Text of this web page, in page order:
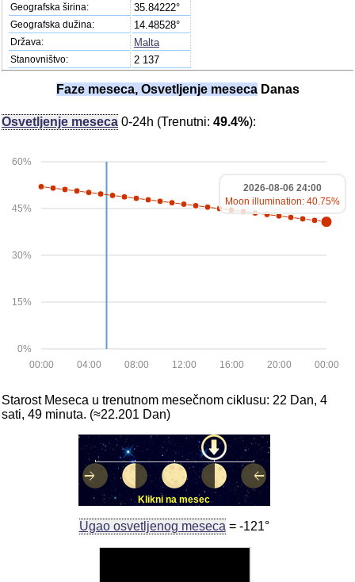
Geografska širina: 35.84222°
Geografska dužina: 14.48528°
Država: Malta
Stanovništvo: 2 137
Faze meseca, Osvetljenje mesecaDanas
Osvetljenje meseca 0-24h (Trenutni: 49.4%):
0%
15%
30%
45%
60%
00:00
20:00
16:00
12:00
08:00
04:00
00:00
2026-08-06 24:00
Moon illumination: 40.75%
Starost Meseca u trenutnom mesečnom ciklusu: 22 Dan, 4
sati, 49 minuta. (≈22.201 Dan)
Klikni na mesec
Ugao osvetljenog meseca = -121°